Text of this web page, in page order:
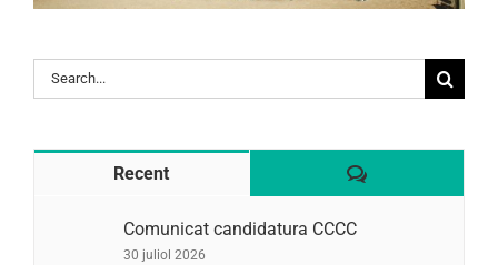
Search
for:
Recent Comentaris
Comunicat candidatura CCCC
30 juliol 2026